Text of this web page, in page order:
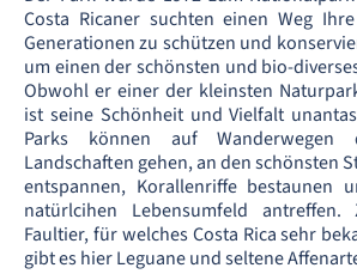
Costa Ricaner suchten einen Weg
Generationen zu schützen und
um einen der schönsten und bio-
Obwohl er einer der kleinsten
ist seine Schönheit und Vielfalt
Parks können auf Wanderwegen
Landschaften gehen, an den schönsten
entspannen, Korallenriffe bestaunen
natürlcihen Lebensumfeld
Faultier, für welches Costa Rica sehr
gibt es hier Leguane und seltene